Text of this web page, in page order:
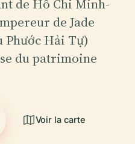
de Hô Chi Minh-
de Jade
Phước Hải Tự)
du patrimoine
Voir la carte